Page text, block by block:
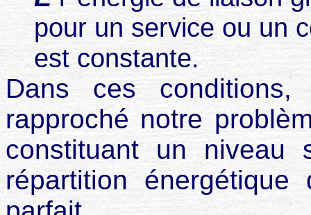
pour un service ou un
est constante.
Dans ces conditions,
rapproché notre
constituant un niveau
répartition